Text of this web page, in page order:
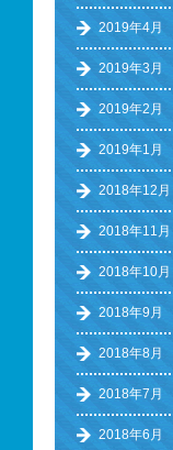
2019年4月
2019年3月
2019年2月
2019年1月
2018年12月
2018年11月
2018年10月
2018年9月
2018年8月
2018年7月
2018年6月